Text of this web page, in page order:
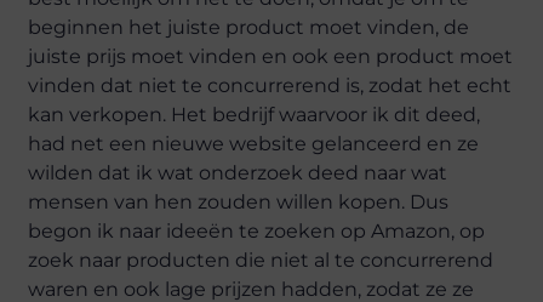
beginnen het juiste product moet vinden, de
juiste prijs moet vinden en ook een product moet
vinden dat niet te concurrerend is, zodat het echt
kan verkopen. Het bedrijf waarvoor ik dit deed,
had net een nieuwe website gelanceerd en ze
wilden dat ik wat onderzoek deed naar wat
mensen van hen zouden willen kopen. Dus
begon ik naar ideeën te zoeken op Amazon, op
zoek naar producten die niet al te concurrerend
waren en ook lage prijzen hadden, zodat ze ze